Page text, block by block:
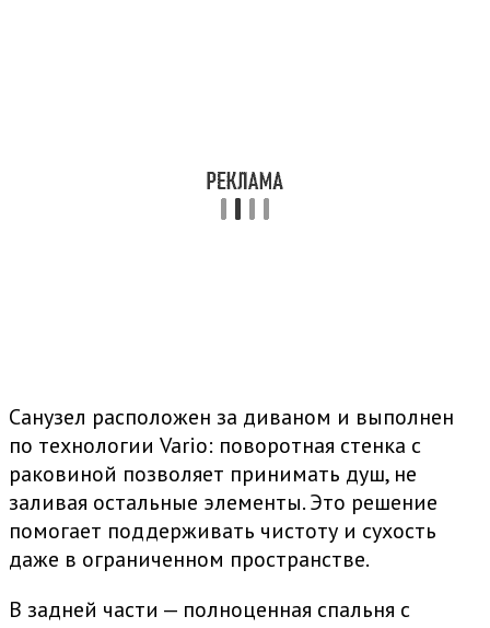
Санузел расположен за диваном и выполнен
по технологии Vario: поворотная стенка с
раковиной позволяет принимать душ, не
заливая остальные элементы. Это решение
помогает поддерживать чистоту и сухость
даже в ограниченном пространстве.
В задней части — полноценная спальня с